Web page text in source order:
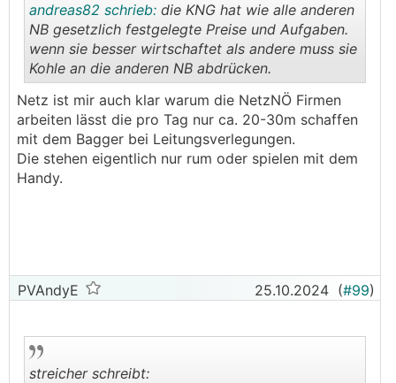
..
andreas82 schrieb: die KNG hat wie alle anderen
NB gesetzlich festgelegte Preise und Aufgaben.
wenn sie besser wirtschaftet als andere muss sie
Kohle an die anderen NB abdrücken.
Netz ist mir auch klar warum die NetzNÖ Firmen
arbeiten lässt die pro Tag nur ca. 20-30m schaffen
mit dem Bagger bei Leitungsverlegungen.
Die stehen eigentlich nur rum oder spielen mit dem
Handy.
PVAndyE 25.10.2024 (#99)
streicher schreibt: